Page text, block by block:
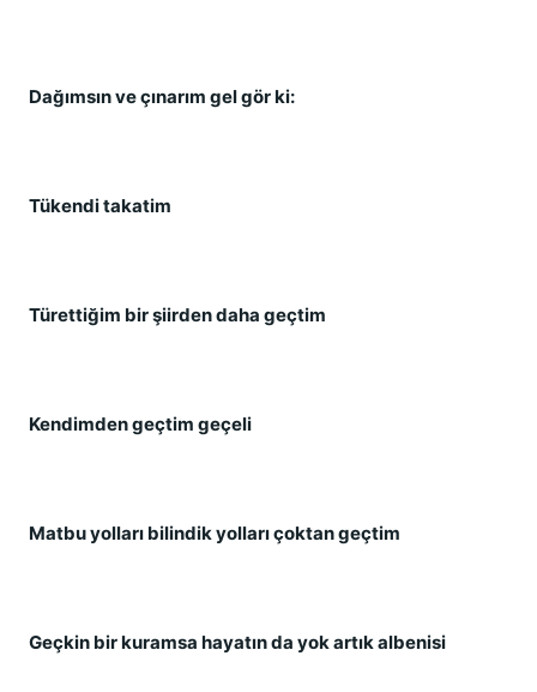
Dağımsın ve çınarım gel gör ki:
Tükendi takatim
Türettiğim bir şiirden daha geçtim
Kendimden geçtim geçeli
Matbu yolları bilindik yolları çoktan geçtim
Geçkin bir kuramsa hayatın da yok artık albenisi